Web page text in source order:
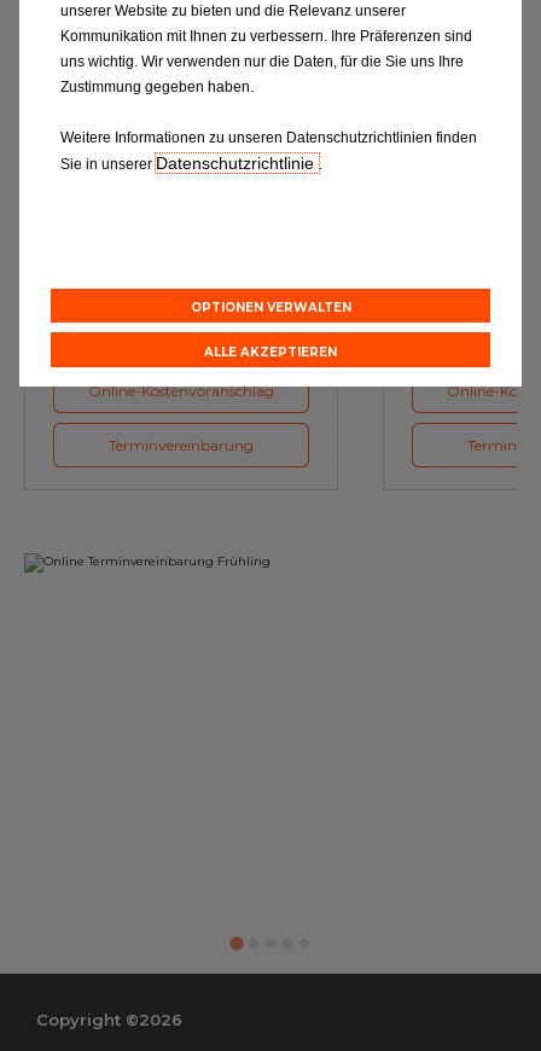
Online-Kostenvoranschlag
Terminvereinbarung
Online-
Copyright ©2026
unserer Website zu bieten und die Relevanz unserer
Kommunikation mit Ihnen zu verbessern. Ihre Präferenzen sind
uns wichtig. Wir verwenden nur die Daten, für die Sie uns Ihre
Zustimmung gegeben haben.
Weitere Informationen zu unseren Datenschutzrichtlinien finden
Sie in unsererDatenschutzrichtlinie .
OPTIONEN VERWALTEN
ALLE AKZEPTIEREN